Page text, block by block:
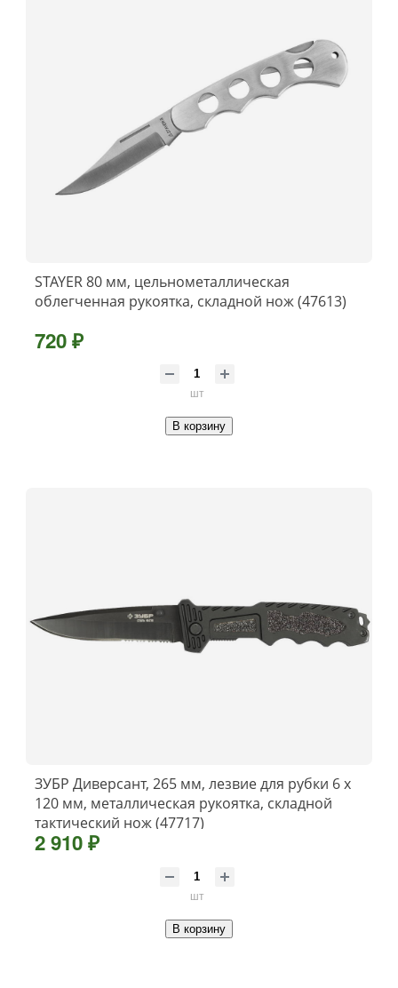
STAYER 80 мм, цельнометаллическая
облегченная рукоятка, складной нож (47613)
720 ₽
шт
В корзину
ЗУБР Диверсант, 265 мм, лезвие для рубки 6 х
120 мм, металлическая рукоятка, складной
тактический нож (47717)
2 910 ₽
шт
В корзину